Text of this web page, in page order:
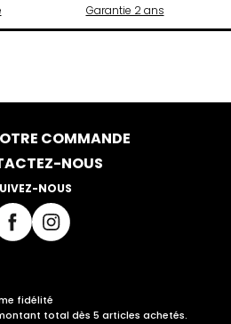
Garantie 2 ans
COMMANDE
NOUS
NOUS
fidélité
total dès 5 articles achetés.